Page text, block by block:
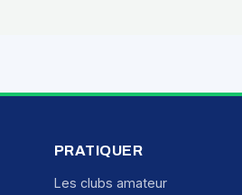
PRATIQUER
Les clubs amateur